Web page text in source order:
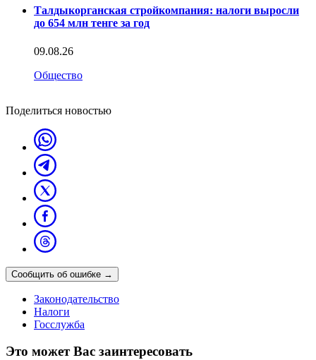
Талдыкорганская стройкомпания: налоги выросли
до 654 млн тенге за год
09.08.26
Общество
Поделиться новостью
Сообщить об ошибке →
Законодательство
Налоги
Госслужба
Это может Вас заинтересовать